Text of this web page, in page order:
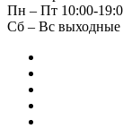
Пн – Пт 10:00-
Сб – Вс выходные